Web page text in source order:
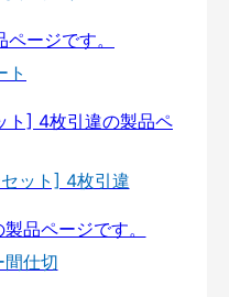
ト
ット] 4枚引違
間仕切